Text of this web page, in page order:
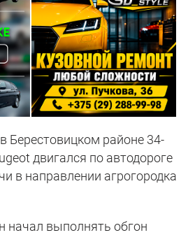
Берестовицком районе 34-
двигался по автодороге
в направлении агрогородка
начал выполнять обгон